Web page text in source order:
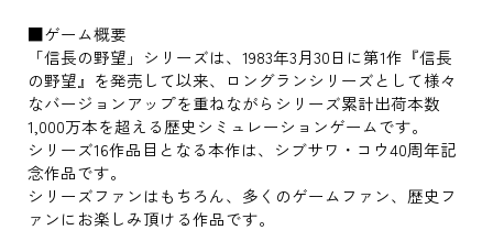
■ゲーム概要
「信長の野望」シリーズは、1983年3月30日に第1作『信長
の野望』を発売して以来、ロングランシリーズとして様々
なバージョンアップを重ねながらシリーズ累計出荷本数
1,000万本を超える歴史シミュレーションゲームです。
シリーズ16作品目となる本作は、シブサワ・コウ40周年記
念作品です。
シリーズファンはもちろん、多くのゲームファン、歴史フ
ァンにお楽しみ頂ける作品です。